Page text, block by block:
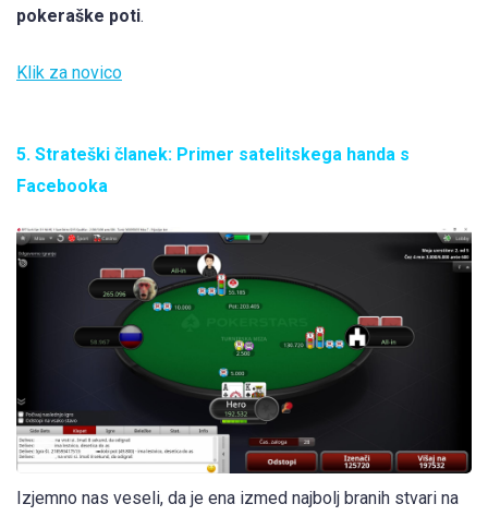
pokeraške poti.
Klik za novico
5. Strateški članek: Primer satelitskega handa s
Facebooka
Izjemno nas veseli, da je ena izmed najbolj branih stvari na